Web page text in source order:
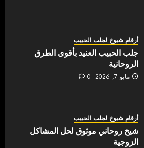
أرقام شيوخ لجلب الحبيب
جلب الحبيب العنيد بأقوى الطرق
الروحانية
مايو 7, 2026 0
أرقام شيوخ لجلب الحبيب
شيخ روحاني موثوق لحل المشاكل
الزوجية